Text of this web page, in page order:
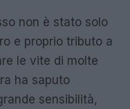
non è stato solo
e proprio tributo a
le vite di molte
ha saputo
sensibilità,